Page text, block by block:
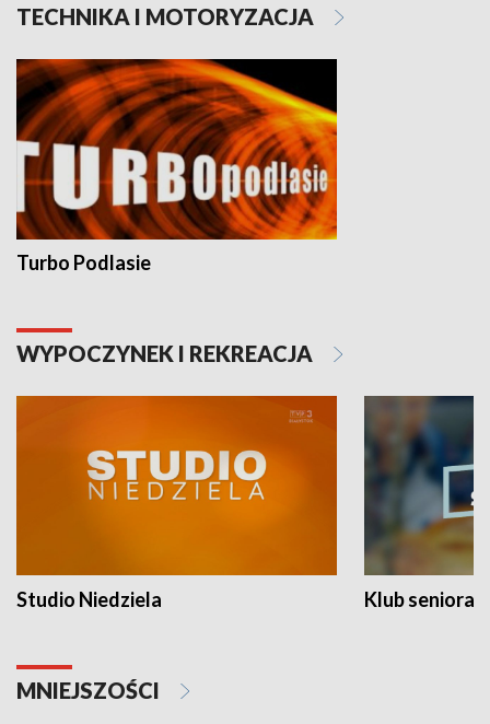
TECHNIKA I MOTORYZACJA
Turbo Podlasie
WYPOCZYNEK I REKREACJA
Studio Niedziela Klub seniora
MNIEJSZOŚCI